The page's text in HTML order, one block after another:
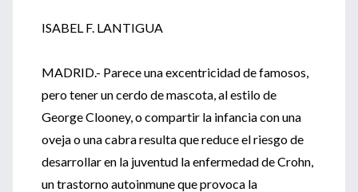
ISABEL F. LANTIGUA
MADRID.- Parece una excentricidad de famosos,
pero tener un cerdo de mascota, al estilo de
George Clooney, o compartir la infancia con una
oveja o una cabra resulta que reduce el riesgo de
desarrollar en la juventud la enfermedad de Crohn,
un trastorno autoinmune que provoca la